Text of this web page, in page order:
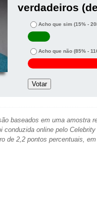
verdadeiros
Acho que sim (15% -
Acho que não (85% -
baseados em uma amostra
conduzida online pelo
de 2,2 pontos percentuais,